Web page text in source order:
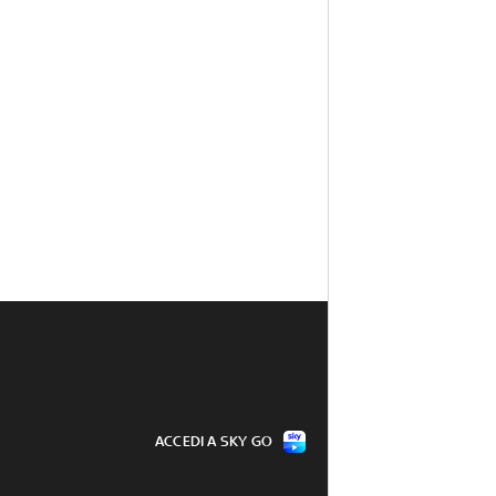
ACCEDI A SKY GO